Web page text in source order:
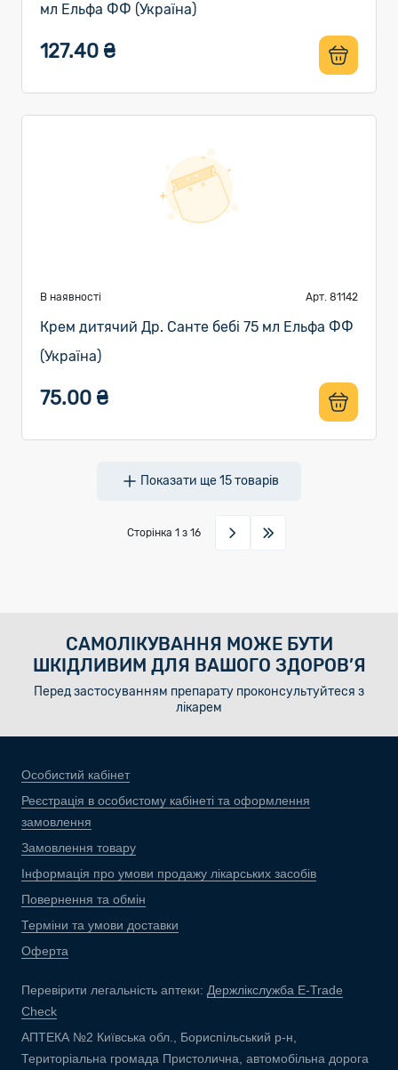
мл Ельфа ФФ (Україна)
127.40 ₴
В наявності Арт. 81142
Крем дитячий Др. Санте бебі 75 мл Ельфа ФФ
(Україна)
75.00 ₴
Показати ще15товарів
Сторінка 1 з 16
САМОЛІКУВАННЯ МОЖЕ БУТИ
ШКІДЛИВИМ ДЛЯ ВАШОГО ЗДОРОВ’Я
Перед застосуванням препарату проконсультуйтеся з
лікарем
Особистий кабінет
Реєстрація в особистому кабінеті та оформлення
замовлення
Замовлення товару
Інформація про умови продажу лікарських засобів
Повернення та обмін
Терміни та умови доставки
Оферта
Перевірити легальність аптеки: Держлікслужба E-Trade
Check
АПТЕКА №2 Київська обл., Бориспільський р-н,
Територіальна громада Пристолична, автомобільна дорога